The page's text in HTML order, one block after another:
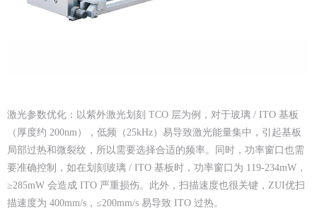
激光参数优化：以紫外激光划刻 TCO 层为例，对于玻璃 / ITO 基板
（厚度约 200nm），低频（25kHz）易导致激光能量集中，引起基板
局部过热和微裂纹，所以需要选择合适的频率。同时，功率窗口也需
要准确控制，如在划刻玻璃 / ITO 基板时，功率窗口为 119-234mW，
≥285mW 会造成 ITO 严重损伤。此外，扫描速度也很关键，ZUI优扫
描速度为 400mm/s，≤200mm/s 易导致 ITO 过热。